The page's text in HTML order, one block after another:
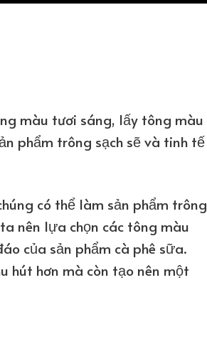
màu tươi sáng, lấy tông màu
phẩm trông sạch sẽ và tinh tế
có thể làm sản phẩm trông
nên lựa chọn các tông màu
của sản phẩm cà phê sữa.
hút hơn mà còn tạo nên một